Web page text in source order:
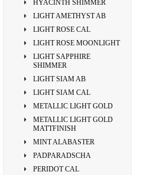
HYACINTH SHIMMER
LIGHT AMETHYST AB
LIGHT ROSE CAL
LIGHT ROSE MOONLIGHT
LIGHT SAPPHIRE
SHIMMER
LIGHT SIAM AB
LIGHT SIAM CAL
METALLIC LIGHT GOLD
METALLIC LIGHT GOLD
MATTFINISH
MINT ALABASTER
PADPARADSCHA
PERIDOT CAL